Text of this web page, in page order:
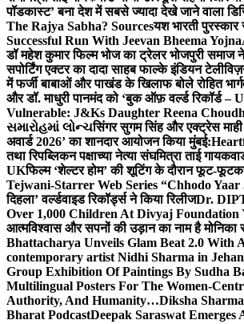
पॉडकास्ट’ बना देश में सबसे ज्यादा देखे जाने वाला
The Rajya Sabha? Sourcesयश भारती पुरस्कार
Successful Run With Jeevan Bheema Yojna
डॉ महेश कुमार फिल्म भोज का ट्रेलर भोजपुरी समाज ने
सपोर्टिंग एक्टर का दादा साहब फाल्के इंडियन
में फर्जी बाबाओं और पाखंड के खिलाफ बोले रोहित
और डॉ. माधुरी पानमंद को ‘बुक ऑफ़ वर्ल्ड रिकॉर्ड –
Vulnerable: J&Ks Daughter Reena
સમારોહમાં લોન્ચसिंगर सुगम सिंह और एक्ट्रेस माही
अवार्ड 2026’ का शानदार आयोजन किया मुंबई:
तथा रिपब्लिकन पक्षाच्या नेत्या संघमित्रा ताई
UKफिल्म ‘शेल्टर होम’ की शूटिंग के दौरान फूट-
Tejwani-Starrer Web Series “Chhodo Yaar
दिहला’ वर्ल्डवाइड रिकॉर्ड्स ने किया रिलीजDr.
Over 1,000 Children At Divyaj Foundation
आत्मविश्वास और सपनों की उड़ान का नाम है मोनिका
Bhattacharya Unveils Glam Beat 2.0
contemporary artist Nidhi Sharma in
Group Exhibition Of Paintings By Sudha
Multilingual Posters For The Women-
Authority, And Humanity…Diksha
Bharat PodcastDeepak Saraswat Emerges